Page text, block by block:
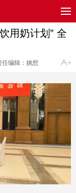
用奶计划” 全
任编辑：姚想